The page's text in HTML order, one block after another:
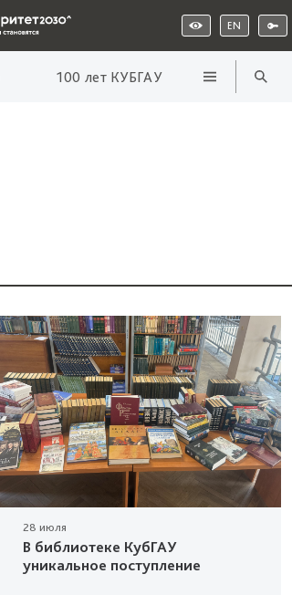
EN
100 лет КУБГАУ
28 июля
В библиотеке КубГАУ
уникальное поступление